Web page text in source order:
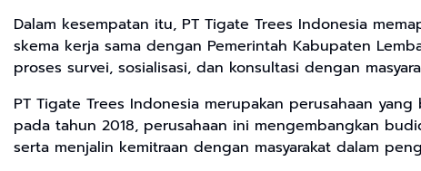
Dalam kesempatan itu, PT Tigate Trees Indonesia
skema kerja sama dengan Pemerintah Kabupaten
proses survei, sosialisasi, dan konsultasi dengan
PT Tigate Trees Indonesia merupakan perusahaan
pada tahun 2018, perusahaan ini mengembangkan
serta menjalin kemitraan dengan masyarakat dalam